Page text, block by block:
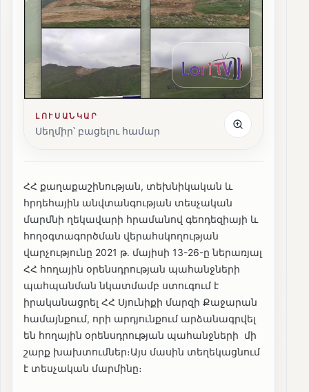
ԼՈՒՍԱՆԿԱՐ
Սեղմիր՝ բացելու համար
ՀՀ քաղաքաշինության, տեխնիկական և
հրդեհային անվտանգության տեսչական
մարմնի ղեկավարի հրամանով գեոդեզիայի և
հողօգտագործման վերահսկողության
վարչությունը 2021 թ․ մայիսի 13-26-ը ներառյալ
ՀՀ հողային օրենսդրության պահանջների
պահպանման նկատմամբ ստուգում է
իրականացրել ՀՀ Սյունիքի մարզի Քաջարան
համայնքում, որի արդյունքում արձանագրվել
են հողային օրենսդրության պահանջների մի
շարք խախտումներ։Այս մասին տեղեկացնում
է տեսչական մարմինը։